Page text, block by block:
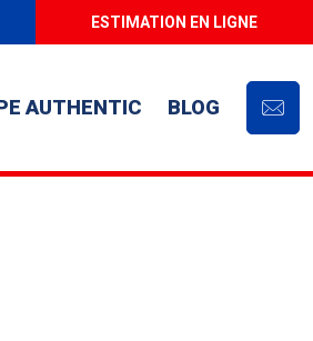
ESTIMATION EN LIGNE
AUTHENTIC BLOG